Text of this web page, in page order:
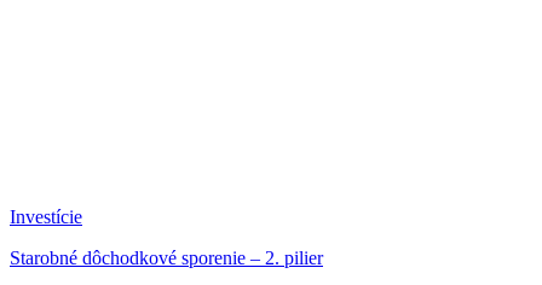
Investície
Starobné dôchodkové sporenie – 2. pilier